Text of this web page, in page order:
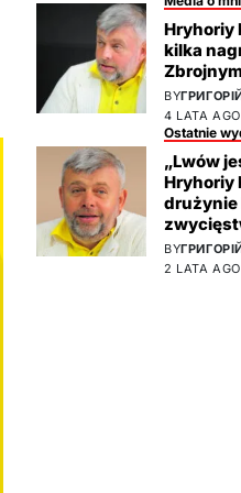
Hryhoriy
kilka
Zbrojnym
BY
4 LATA AGO
Ostatnie
„Lwów
Hryhoriy
drużynie
BY
2 LATA AGO